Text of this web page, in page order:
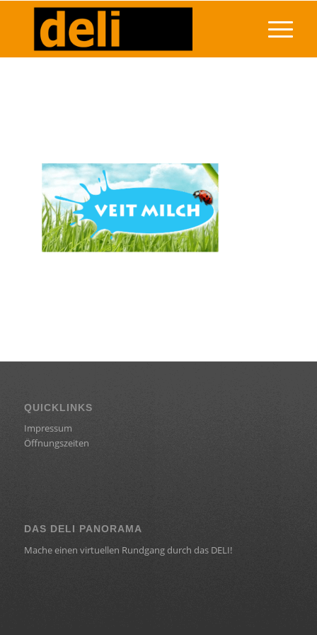
QUICKLINKS
Impressum
Öffnungszeiten
DAS DELI PANORAMA
Mache einen virtuellen Rundgang durch das DELI!